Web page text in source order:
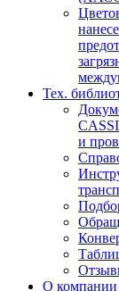
Тех.
и
О компании